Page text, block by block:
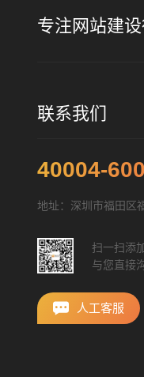
专注网站建
联系我们
40004-
地址：深圳市福田区
扫一扫添
与您直接
人工客服